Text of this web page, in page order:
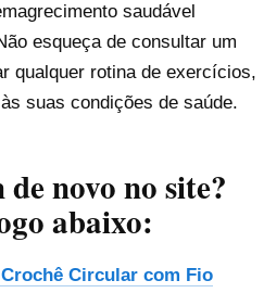
saudável
esqueça de consultar um
qualquer rotina de exercícios,
suas condições de saúde.
novo no site?
abaixo:
Circular com Fio